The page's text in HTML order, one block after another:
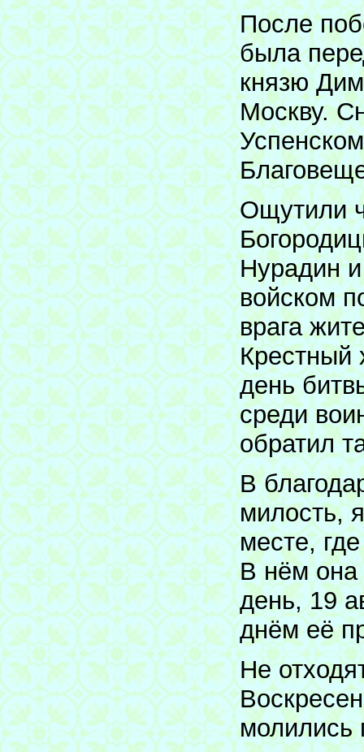
После
была
князю
Москву.
Ощутили
Нурадин
войском
врага
Крестный
день
среди
обратил
В
милость,
месте,
В нём она
день, 19
днём её
Не
молились